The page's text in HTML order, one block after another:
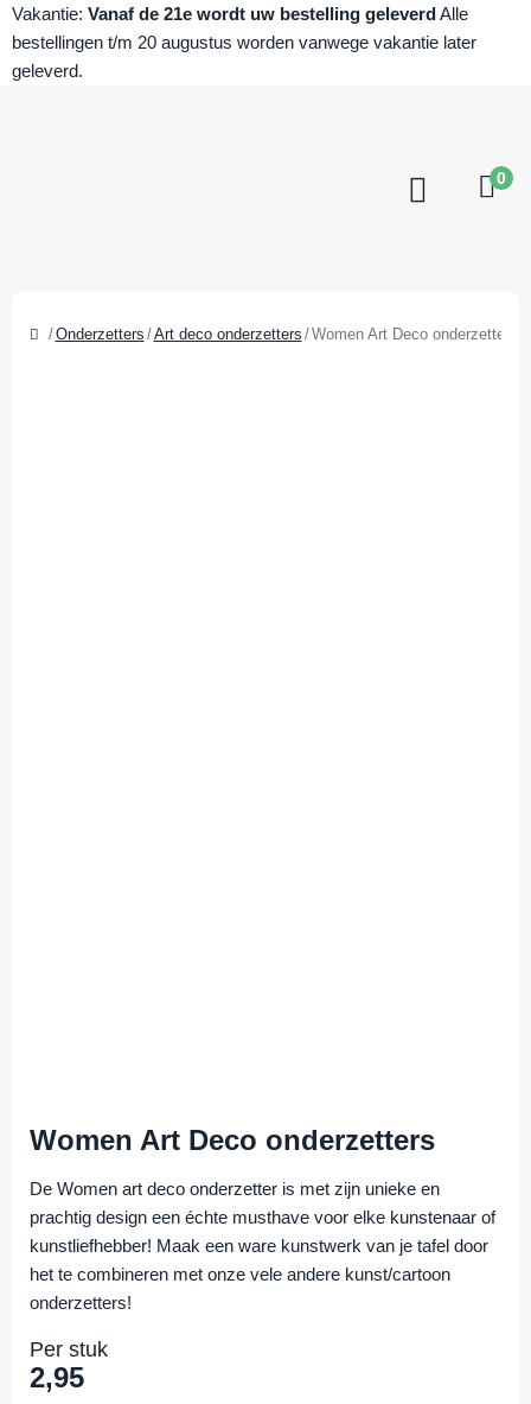
Vakantie: Vanaf de 21e wordt uw bestelling geleverdAlle
bestellingen t/m 20 augustus worden vanwege vakantie later
geleverd.
0
Onderzetters Art deco onderzetters Women Art Deco onderzetters
Women Art Deco onderzetters
De Women art deco onderzetter is met zijn unieke en
prachtig design een échte musthave voor elke kunstenaar of
kunstliefhebber! Maak een ware kunstwerk van je tafel door
het te combineren met onze vele andere kunst/cartoon
onderzetters!
Per stuk
2,95